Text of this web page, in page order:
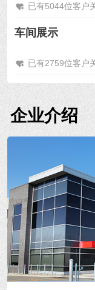
已有5044位客户
车间展示
已有2759位客户
企业介绍